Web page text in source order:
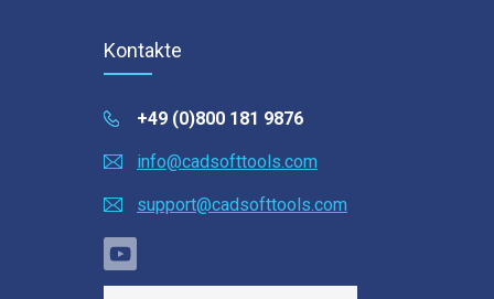
Kontakte
+49 (0)800 181 9876
info@cadsofttools.com
support@cadsofttools.com